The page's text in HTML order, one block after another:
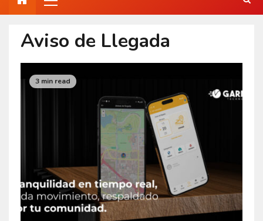
Aviso de Llegada
3 min read